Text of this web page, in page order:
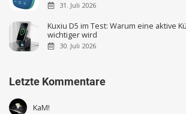
31. Juli 2026
Kuxiu D5 im Test: Warum eine aktive
wichtiger wird
30. Juli 2026
Letzte Kommentare
KaM!